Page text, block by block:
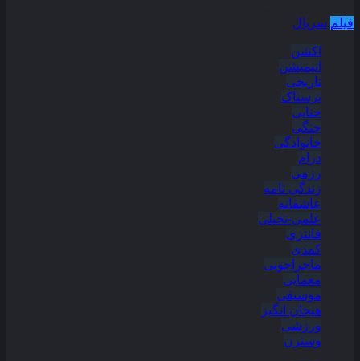
فیلم سریال
اکشن
انیمیشن
تاریخی
ترسناک
جنایی
جنگی
خانوادگی
درام
رزمی
زندگی نامه
عاشقانه
علمی-تخیلی
فانتزی
کمدی
ماجراجویی
معمایی
موسیقی
هیجان انگیز
ورزشی
وسترن